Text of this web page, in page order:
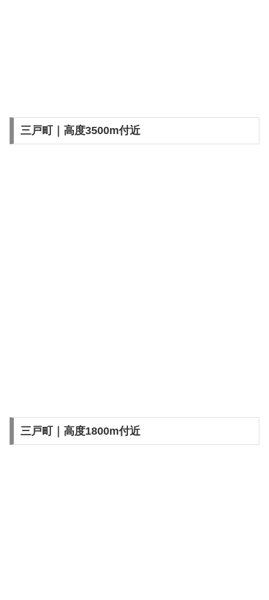
三戸町｜高度3500m付近
三戸町｜高度1800m付近